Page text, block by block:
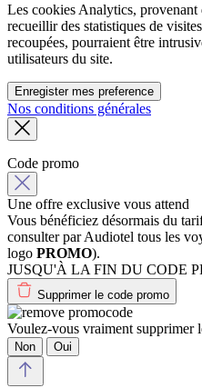
Les cookies Analytics,
recueillir des statistiques de
recoupées, pourraient être
utilisateurs du site.
Enregister mes preference
Nos conditions générales
Code promo
Une offre exclusive vous attend
Vous bénéficiez désormais du
consulter par Audiotel tous les
logo PROMO).
JUSQU'À LA FIN DU CODE
Supprimer le code promo
Voulez-vous vraiment supprimer
Non Oui